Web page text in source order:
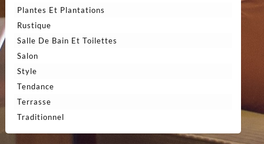
Plantes Et Plantations
Rustique
Salle De Bain Et Toilettes
Salon
Style
Tendance
Terrasse
Traditionnel